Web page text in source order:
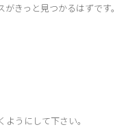
きっと見つかるはずです。
うにして下さい。